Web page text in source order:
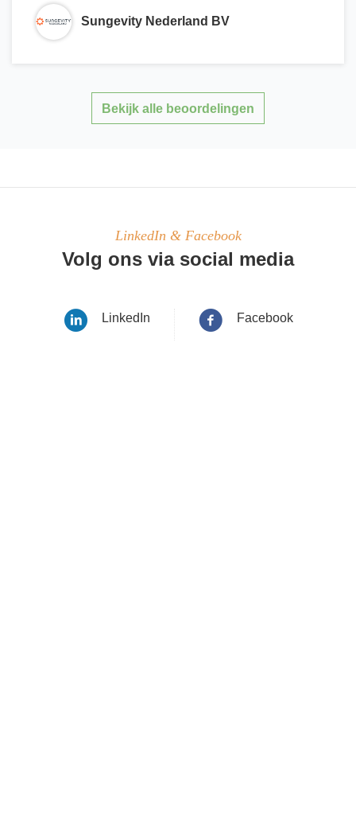
Sungevity Nederland BV
Bekijk alle beoordelingen
LinkedIn & Facebook
Volg ons via social media
LinkedIn Facebook